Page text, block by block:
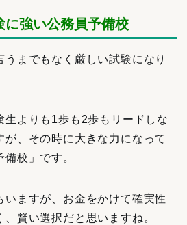
に強い公務員予備校
までもなく厳しい試験になり
生よりも1歩も2歩もリードしな
が、その時に大きな力になって
校」です。
いますが、お金をかけて確実性
賢い選択だと思いますね。